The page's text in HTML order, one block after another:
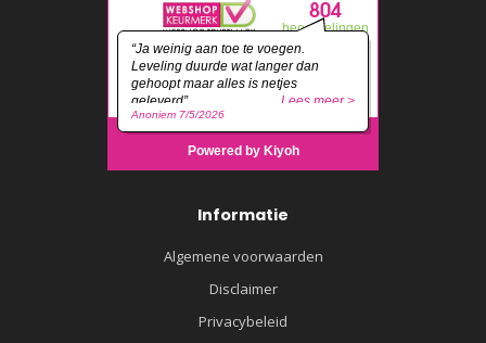
Informatie
Algemene voorwaarden
Disclaimer
Privacybeleid